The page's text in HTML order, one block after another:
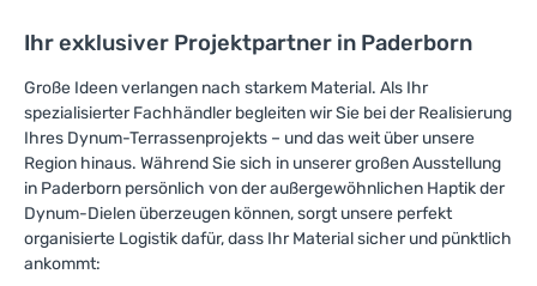
Ihr exklusiver Projektpartner in Paderborn
Große Ideen verlangen nach starkem Material. Als Ihr
spezialisierter Fachhändler begleiten wir Sie bei der Realisierung
Ihres Dynum-Terrassenprojekts – und das weit über unsere
Region hinaus. Während Sie sich in unserer großen Ausstellung
in Paderborn persönlich von der außergewöhnlichen Haptik der
Dynum-Dielen überzeugen können, sorgt unsere perfekt
organisierte Logistik dafür, dass Ihr Material sicher und pünktlich
ankommt: